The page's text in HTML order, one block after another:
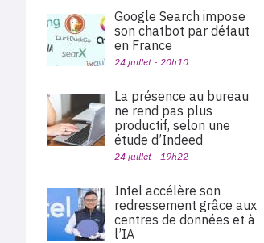
Google Search impose
son chatbot par défaut
en France
24 juillet - 20h10
La présence au bureau
ne rend pas plus
productif, selon une
étude d’Indeed
24 juillet - 19h22
Intel accélère son
redressement grâce aux
centres de données et à
l’IA